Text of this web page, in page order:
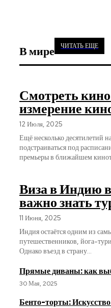
В мире ЧИТАТЬ ЕЩЕ
Смотреть
измерение
12 Июля, 2025
Ещё несколько десятилетий
подстраиваться под
премьеры в ближайшем
Виза в Индию
важно знать
11 Июня, 2025
Индия остаётся одним из
путешественников, йога-
Однако въезд в страну...
Прямые диваны: как
30 Мая, 2025
Бенто-торты: